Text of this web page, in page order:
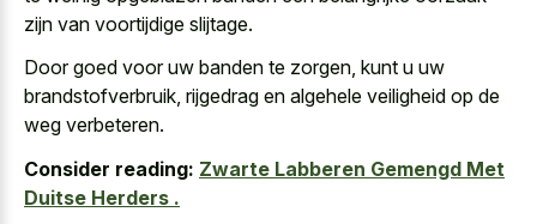
zijn van voortijdige slijtage.
Door goed voor uw banden te zorgen, kunt u uw
brandstofverbruik, rijgedrag en algehele veiligheid op de
weg verbeteren.
Consider reading: Zwarte Labberen Gemengd Met
Duitse Herders .